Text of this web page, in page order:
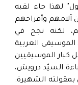
لهذا جاء لقبه
وأفراحهم
لكنه نجح في
العربية
كبار الموسيقيين
السيّد درويش،
الشهيرة: